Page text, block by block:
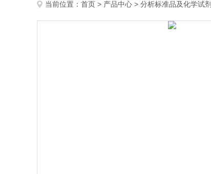
当前位置： 首页 > 产品中心 > 分析标准品及化学试剂